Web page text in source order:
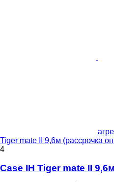
Tiger mate II 9,6м (рассрочка
4
Case IH Tiger mate II